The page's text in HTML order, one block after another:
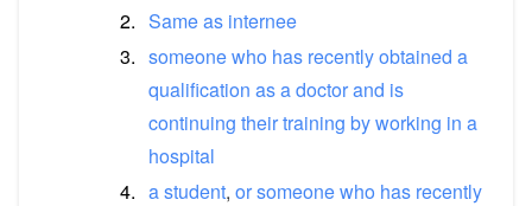
2. Sameas internee
3. someonewho has recentlyobtained a
qualification asadoctorand is
continuing theirtraining byworking in a
hospital
4. astudent, orsomeonewho has recently